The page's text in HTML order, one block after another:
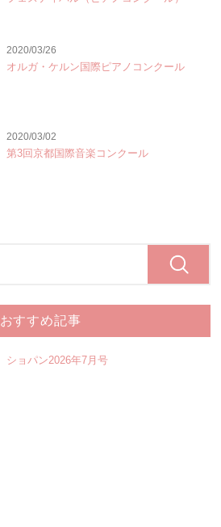
2020/03/26
オルガ・ケルン国際ピアノコンクール
2020/03/02
第3回京都国際音楽コンクール
おすすめ記事
ショパン2026年7月号